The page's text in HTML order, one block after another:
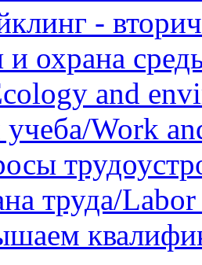
-
и охрана
and
учеба/Work
труда/Labor